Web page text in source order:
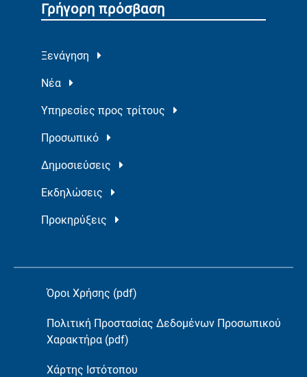
Γρήγορη πρόσβαση
Ξενάγηση
Νέα
Υπηρεσίες προς τρίτους
Προσωπικό
Δημοσιεύσεις
Εκδηλώσεις
Προκηρύξεις
Όροι Χρήσης (pdf)
Πολιτική Προστασίας Δεδομένων Προσωπικού
Χαρακτήρα (pdf)
Χάρτης Ιστότοπου